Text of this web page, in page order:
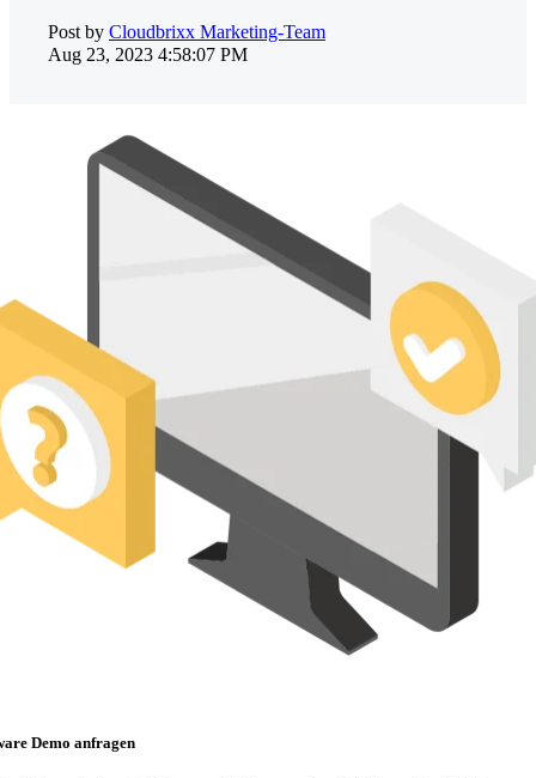
Post by Cloudbrixx Marketing-Team
Aug 23, 2023 4:58:07 PM
Demo anfragen